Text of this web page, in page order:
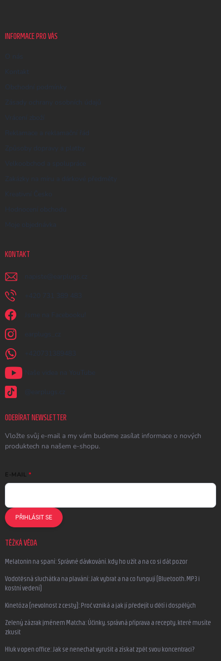
INFORMACE PRO VÁS
O nás
Kontakt
Obchodní podmínky
Zásady ochrany osobních údajů
Vrácení zboží
Reklamace a reklamační řád
Způsoby dopravy a platby
Velkoobchod a spolupráce
Zakázky na míru a dárkové předměty
Kreativní Česko
Hodnocení obchodu
Moje objednávka
KONTAKT
napiste @ earplugs.cz
+420 731 389 483
Jsme na Facebooku!
earplugs_cz
+420731389483
Naše videa na YouTube
@earplugs.cz
ODEBÍRAT NEWSLETTER
Vložte svůj e-mail a my vám budeme zasílat informace o nových
produktech na našem e-shopu.
E-MAIL
PŘIHLÁSIT SE
TĚŽKÁ VĚDA
Melatonin na spaní: Správné dávkování, kdy ho užít a na co si dát pozor
Vodotěsná sluchátka na plavání: Jak vybrat a na co fungují (Bluetooth, MP3 i
kostní vedení)
Kinetóza (nevolnost z cesty): Proč vzniká a jak jí předejít u dětí i dospělých
Zelený zázrak jménem Matcha: Účinky, správná příprava a recepty, které musíte
zkusit
Hluk v open office: Jak se nenechat vyrušit a získat zpět svou koncentraci?